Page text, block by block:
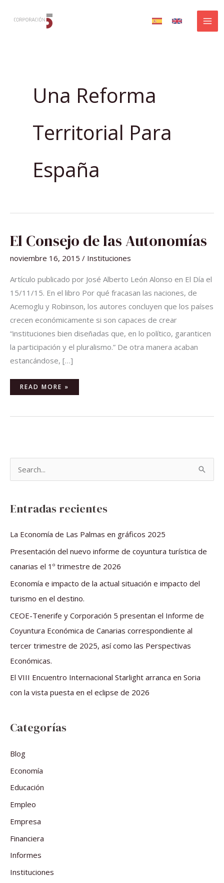
Una Reforma
Territorial Para
España
El Consejo de las Autonomías
noviembre 16, 2015 / Instituciones
Artículo publicado por José Alberto León Alonso en El Día el
15/11/15. En el libro Por qué fracasan las naciones, de
Acemoglu y Robinson, los autores concluyen que los países
crecen económicamente si son capaces de crear
“instituciones bien diseñadas que, en lo político, garanticen
la participación y el pluralismo.” De otra manera acaban
estancándose, […]
EL
CONSEJO
DE
AUTONOMÍAS
READ MORE »
a
r
Entradas recientes
La Economía de Las Palmas en gráficos 2025
Presentación del nuevo informe de coyuntura turística de
canarias el 1º trimestre de 2026
Economía e impacto de la actual situación e impacto del
turismo en el destino.
CEOE-Tenerife y Corporación 5 presentan el Informe de
Coyuntura Económica de Canarias correspondiente al
tercer trimestre de 2025, así como las Perspectivas
Económicas.
El VIII Encuentro Internacional Starlight arranca en Soria
con la vista puesta en el eclipse de 2026
Categorías
Blog
Economía
Educación
Empleo
Empresa
Financiera
Informes
Instituciones